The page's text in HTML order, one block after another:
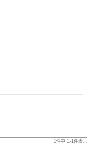
1件中 1-1件表示